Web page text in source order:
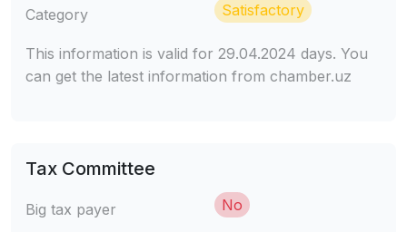
Category Satisfactory
This information is valid for 29.04.2024 days. You
can get the latest information from chamber.uz
Tax Committee
Big tax payer No